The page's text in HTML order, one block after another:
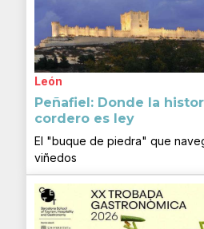
León
Peñafiel: Donde la
cordero es ley
El "buque de piedra" que
viñedos